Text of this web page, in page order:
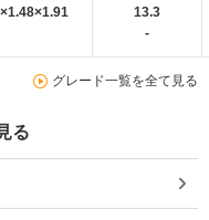
13.3
-
グレード一覧を全て見る
る